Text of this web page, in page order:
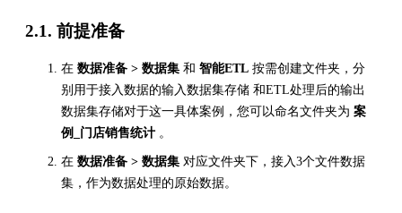
2.1. 前提准备
在 数据准备 > 数据集 和 智能ETL 按需创建文件夹，分
别用于接入数据的输入数据集存储 和ETL处理后的输出
数据集存储对于这一具体案例，您可以命名文件夹为 案
例_门店销售统计 。
在 数据准备 > 数据集 对应文件夹下，接入3个文件数据
集，作为数据处理的原始数据。